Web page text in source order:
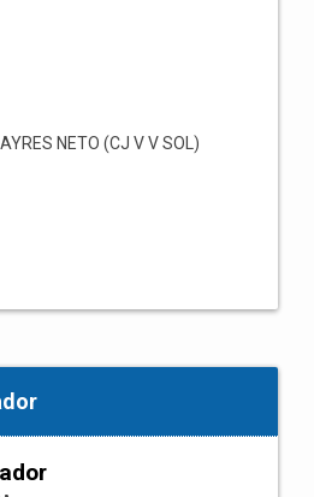
NETO (CJ V V SOL)